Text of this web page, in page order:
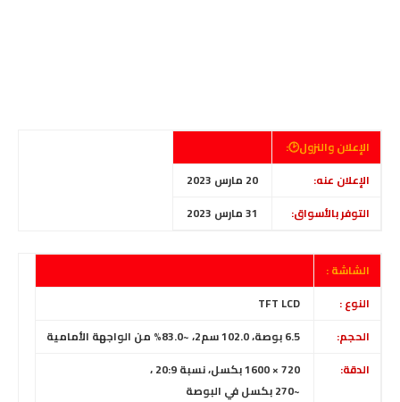
الإعلان والنزول🕑:
الإعلان عنه:
التوفر بالأسواق:
الشاشة :
النوع :
TFT LCD
الحجم:
6.5 بوصة، 102.0 سم2، ~83.0% من الواجهة الأمامية
الدقة:
720 × 1600 بكسل، نسبة 20:9 ،
~270 بكسل في البوصة